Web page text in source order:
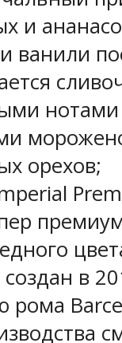
и
ванили
нотами
орехов;
в
рома